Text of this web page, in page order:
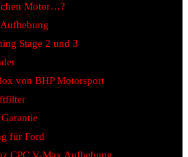
Motor…?
Stage 2 und 3
von BHP Motorsport
für Ford